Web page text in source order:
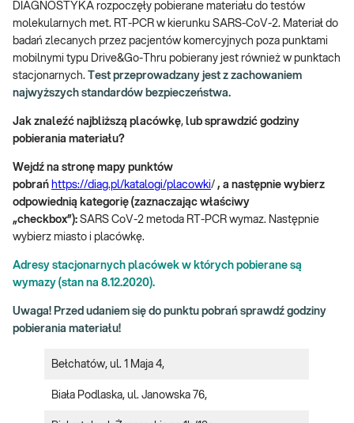
DIAGNOSTYKA rozpoczęły pobierane materiału do testów
molekularnych met. RT-PCR w kierunku SARS-CoV-2. Materiał do
badań zlecanych przez pacjentów komercyjnych poza punktami
mobilnymi typu Drive&Go-Thru pobierany jest również w punktach
stacjonarnych.
Test przeprowadzany jest z zachowaniem
najwyższych standardów bezpieczeństwa.
Jak znaleźć najbliższą placówkę, lub sprawdzić godziny
pobierania materiału?
Wejdź na stronę mapy punktów
pobrań https://diag.pl/katalogi/placowki/ , a następnie wybierz
odpowiednią kategorię (zaznaczając właściwy
„checkbox”): SARS CoV-2 metoda RT-PCR wymaz. Następnie
wybierz miasto i placówkę.
Adresy stacjonarnych placówek w których pobierane są
wymazy (stan na 8.12.2020).
Uwaga! Przed udaniem się do punktu pobrań sprawdź godziny
pobierania materiału!
Bełchatów, ul. 1 Maja 4,
Biała Podlaska, ul. Janowska 76,